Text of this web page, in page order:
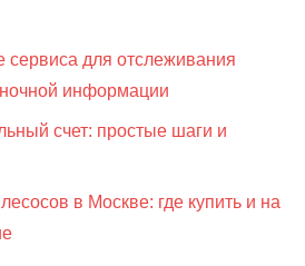
сервиса для отслеживания
информации
счет: простые шаги и
в Москве: где купить и на